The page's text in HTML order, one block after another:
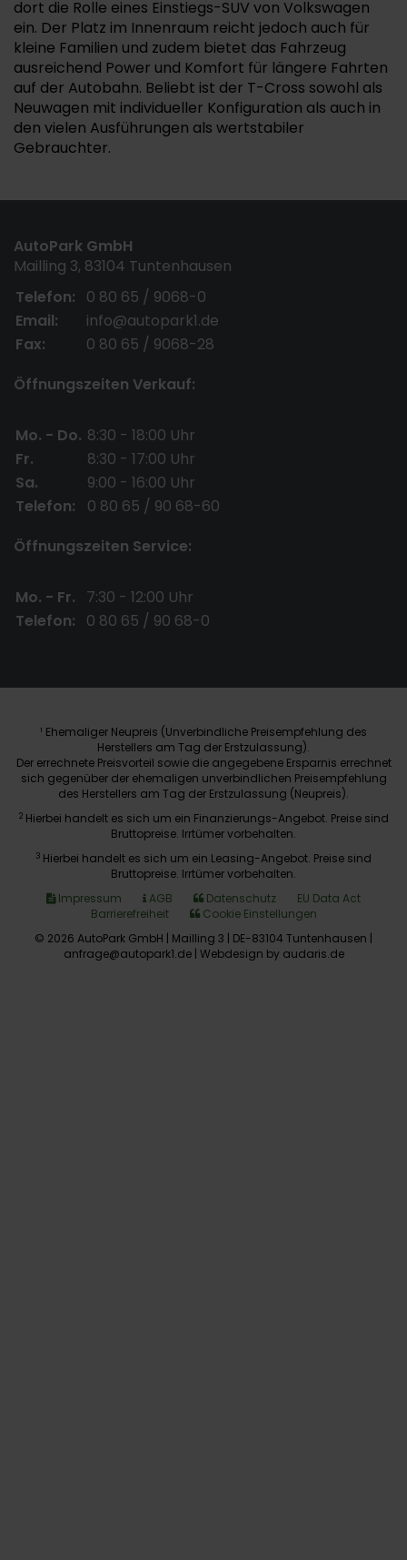
dort die Rolle eines Einstiegs-SUV von Volkswagen
ein. Der Platz im Innenraum reicht jedoch auch für
kleine Familien und zudem bietet das Fahrzeug
ausreichend Power und Komfort für längere Fahrten
auf der Autobahn. Beliebt ist der T-Cross sowohl als
Neuwagen mit individueller Konfiguration als auch in
den vielen Ausführungen als wertstabiler
Gebrauchter.
AutoPark GmbH
Mailling 3, 83104 Tuntenhausen
Telefon:
0 80 65 / 9068-0
Email:
info@autopark1.de
Fax:
0 80 65 / 9068-28
Öffnungszeiten Verkauf:
Mo. - Do. 8:30 - 18:00 Uhr
Fr.
8:30 - 17:00 Uhr
Sa.
9:00 - 16:00 Uhr
Telefon:
0 80 65 / 90 68-60
Öffnungszeiten Service:
Mo. - Fr.
7:30 - 12:00 Uhr
Telefon:
0 80 65 / 90 68-0
1 Ehemaliger Neupreis (Unverbindliche Preisempfehlung des
Herstellers am Tag der Erstzulassung).
Der errechnete Preisvorteil sowie die angegebene Ersparnis errechnet
sich gegenüber der ehemaligen unverbindlichen Preisempfehlung
des Herstellers am Tag der Erstzulassung (Neupreis).
2 Hierbei handelt es sich um ein Finanzierungs-Angebot. Preise sind
Bruttopreise. Irrtümer vorbehalten.
3 Hierbei handelt es sich um ein Leasing-Angebot. Preise sind
Bruttopreise. Irrtümer vorbehalten.
Impressum
AGB Datenschutz
EU Data Act
Barrierefreiheit
Cookie Einstellungen
© 2026 AutoPark GmbH | Mailling 3 | DE-83104 Tuntenhausen |
anfrage@autopark1.de | Webdesign by audaris.de